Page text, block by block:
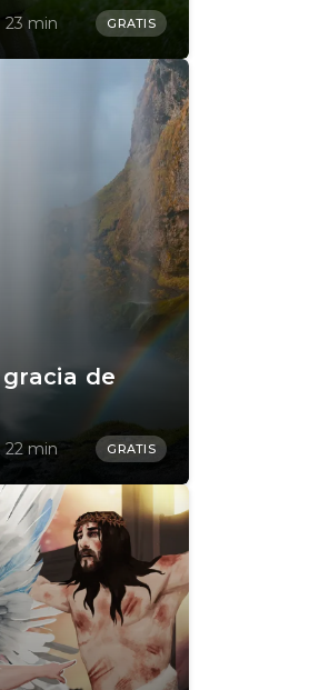
23 min GRATIS
de
22 min GRATIS